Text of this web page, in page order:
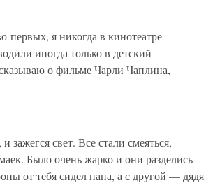
первых, я никогда в кинотеатре
иногда только в детский
о фильме Чарли Чаплина,
свет. Все стали смеяться,
Было очень жарко и они разделись
от тебя сидел папа, а с другой — дядя